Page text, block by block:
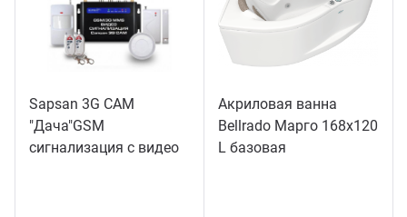
Sapsan 3G CAM
"Дача"GSM
сигнализация с видео
Акриловая ванна
Bellrado Марго 168x120
L базовая